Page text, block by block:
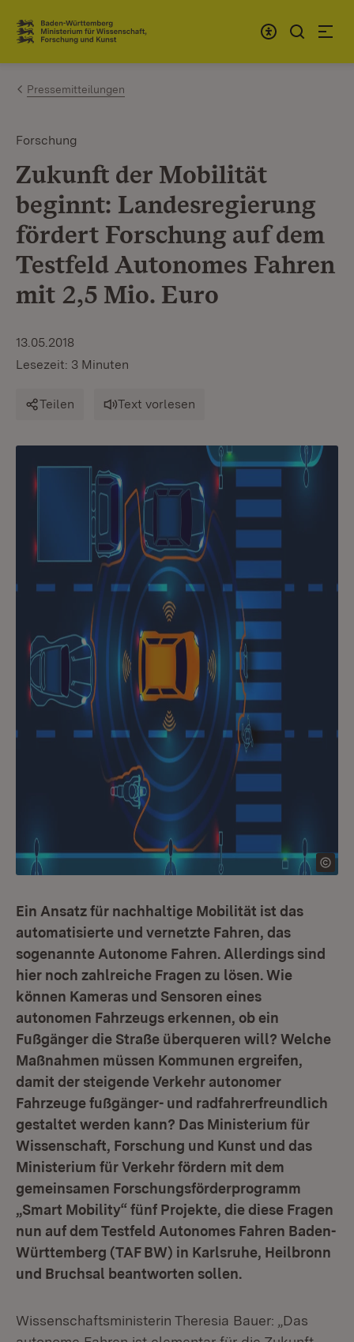
Zum Inhalt springen
Link zur Startseite
Pressemitteilungen
Forschung
Zukunft der Mobilität
beginnt: Landesregierung
fördert Forschung auf dem
Testfeld Autonomes Fahren
mit 2,5 Mio. Euro
13.05.2018
Lesezeit: 3 Minuten
Teilen Text vorlesen
Ein Ansatz für nachhaltige Mobilität ist das
automatisierte und vernetzte Fahren, das
sogenannte Autonome Fahren. Allerdings sind
hier noch zahlreiche Fragen zu lösen. Wie
können Kameras und Sensoren eines
autonomen Fahrzeugs erkennen, ob ein
Fußgänger die Straße überqueren will? Welche
Maßnahmen müssen Kommunen ergreifen,
damit der steigende Verkehr autonomer
Fahrzeuge fußgänger- und radfahrerfreundlich
gestaltet werden kann? Das Ministerium für
Wissenschaft, Forschung und Kunst und das
Ministerium für Verkehr fördern mit dem
gemeinsamen Forschungsförderprogramm
„Smart Mobility“ fünf Projekte, die diese Fragen
nun auf dem Testfeld Autonomes Fahren Baden-
Württemberg (TAF BW) in Karlsruhe, Heilbronn
und Bruchsal beantworten sollen.
Wissenschaftsministerin Theresia Bauer: „Das